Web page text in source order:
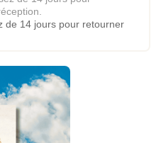
de 14 jours pour retourner